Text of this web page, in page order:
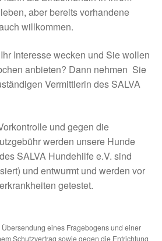
der Adoption
aber bereits vorhandene
willkommen.
Interesse wecken und Sie wollen
anbieten? Dann nehmen Sie
Vermittlerin des SALVA
und gegen die
werden unsere Hunde
SALVA Hundehilfe e.V. sind
und entwurmt und werden vor
getestet.
eines Fragebogens und einer
Schutzvertrag sowie gegen die Entrichtung